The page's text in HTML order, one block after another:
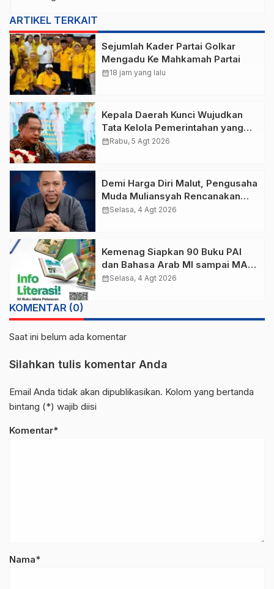
ARTIKEL TERKAIT
Sejumlah Kader Partai Golkar
Mengadu Ke Mahkamah Partai
calendar_month18 jam yang lalu
Kepala Daerah Kunci Wujudkan
Tata Kelola Pemerintahan yang
Bersih dan Akuntabel
calendar_monthRabu, 5 Agt 2026
Demi Harga Diri Malut, Pengusaha
Muda Muliansyah Rencanakan
“Malut United Versi Moloku Kie
calendar_monthSelasa, 4 Agt 2026
Kemenag Siapkan 90 Buku PAI
dan Bahasa Arab MI sampai MA,
Bisa Unduh di Sini!
calendar_monthSelasa, 4 Agt 2026
KOMENTAR (0)
Saat ini belum ada komentar
Silahkan tulis komentar Anda
Email Anda tidak akan dipublikasikan. Kolom yang bertanda
bintang (*) wajib diisi
Komentar*
Nama*